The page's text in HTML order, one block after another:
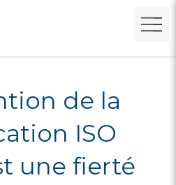
de la
ISO
une fierté